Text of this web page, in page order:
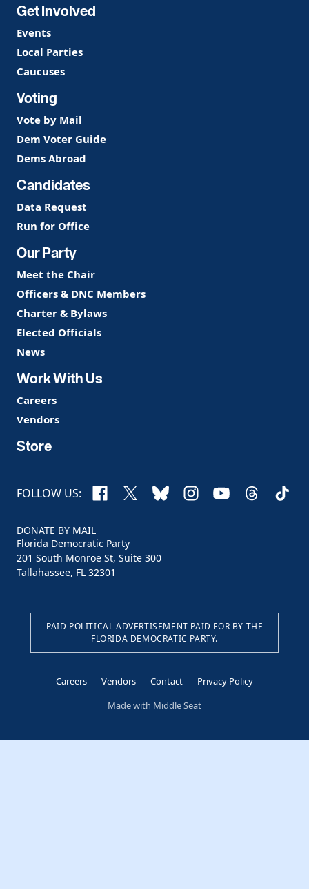
Get Involved
Events
Local Parties
Caucuses
Voting
Vote by Mail
Dem Voter Guide
Dems Abroad
Candidates
Data Request
Run for Office
Our Party
Meet the Chair
Officers & DNC Members
Charter & Bylaws
Elected Officials
News
Work With Us
Careers
Vendors
Store
FOLLOW US: Facebook
X BlueskyInstagram
YouTubeThreads
DONATE BY MAIL
Florida Democratic Party
201 South Monroe St, Suite 300
Tallahassee, FL 32301
PAID POLITICAL ADVERTISEMENT PAID FOR BY THE
FLORIDA DEMOCRATIC PARTY.
Careers Vendors Contact
Privacy Policy
Made with Middle Seat